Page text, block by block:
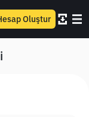
Oluştur